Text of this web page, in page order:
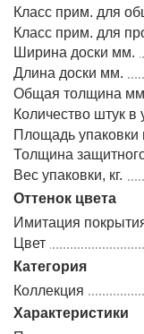
Класс прим. для
Класс прим. для
Ширина доски мм.
Длина доски мм.
Общая толщина
Количество штук в
Площадь упаковки
Толщина
Вес упаковки, кг.
Оттенок цвета
Имитация
Цвет
Категория
Коллекция
Характеристики